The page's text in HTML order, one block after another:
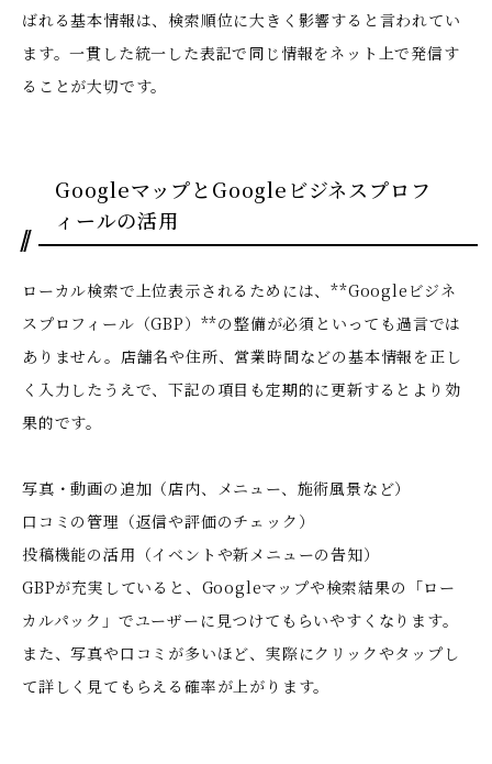
ばれる基本情報は、検索順位に大きく影響すると言われてい
ます。一貫した統一した表記で同じ情報をネット上で発信す
ることが大切です。
GoogleマップとGoogleビジネスプロフ
ィールの活用
ローカル検索で上位表示されるためには、**Googleビジネ
スプロフィール（GBP）**の整備が必須といっても過言では
ありません。店舗名や住所、営業時間などの基本情報を正し
く入力したうえで、下記の項目も定期的に更新するとより効
果的です。
写真・動画の追加（店内、メニュー、施術風景など）
口コミの管理（返信や評価のチェック）
投稿機能の活用（イベントや新メニューの告知）
GBPが充実していると、Googleマップや検索結果の「ロー
カルパック」でユーザーに見つけてもらいやすくなります。
また、写真や口コミが多いほど、実際にクリックやタップし
て詳しく見てもらえる確率が上がります。